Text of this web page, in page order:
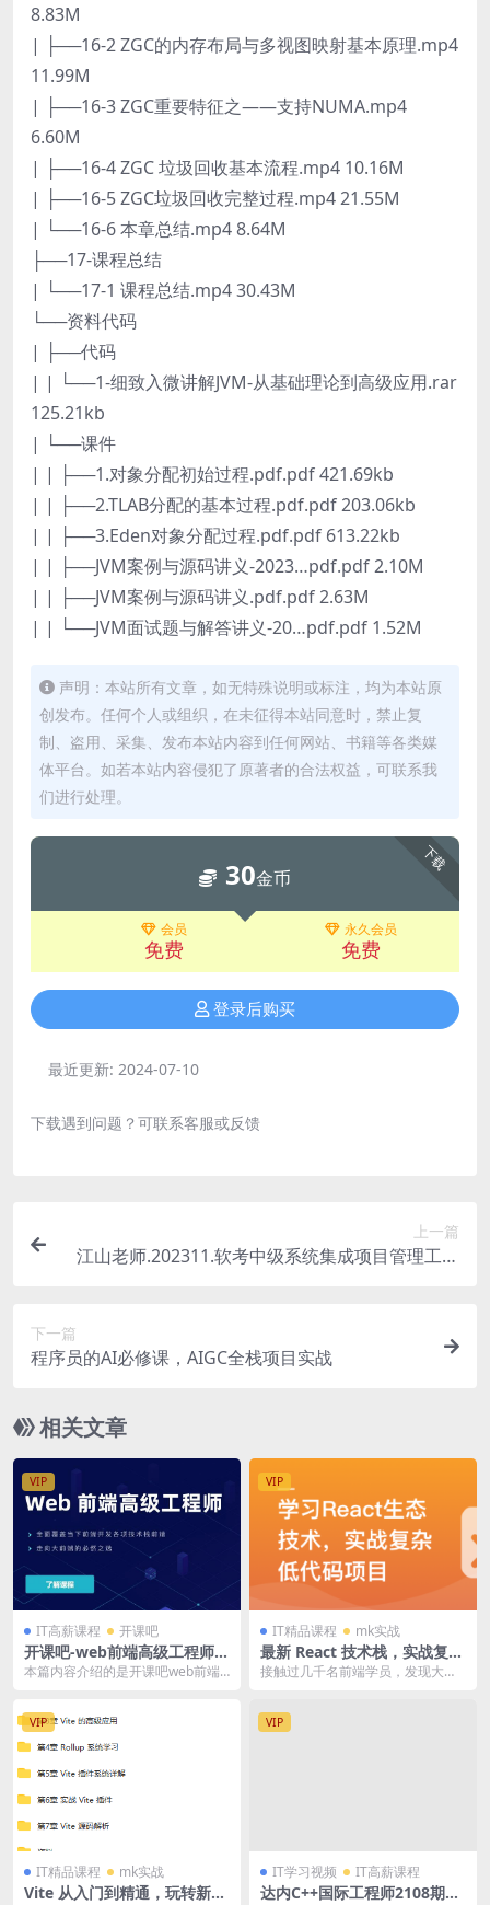
8.83M
| ├──16-2 ZGC的内存布局与多视图映射基本原理.mp4
11.99M
| ├──16-3 ZGC重要特征之——支持NUMA.mp4
6.60M
| ├──16-4 ZGC 垃圾回收基本流程.mp4 10.16M
| ├──16-5 ZGC垃圾回收完整过程.mp4 21.55M
| └──16-6 本章总结.mp4 8.64M
├──17-课程总结
| └──17-1 课程总结.mp4 30.43M
└──资料代码
| ├──代码
| | └──1-细致入微讲解JVM-从基础理论到高级应用.rar
125.21kb
| └──课件
| | ├──1.对象分配初始过程.pdf.pdf 421.69kb
| | ├──2.TLAB分配的基本过程.pdf.pdf 203.06kb
| | ├──3.Eden对象分配过程.pdf.pdf 613.22kb
| | ├──JVM案例与源码讲义-2023…pdf.pdf 2.10M
| | ├──JVM案例与源码讲义.pdf.pdf 2.63M
| | └──JVM面试题与解答讲义-20…pdf.pdf 1.52M
声明：本站所有文章，如无特殊说明或标注，均为本站原
创发布。任何个人或组织，在未征得本站同意时，禁止复
制、盗用、采集、发布本站内容到任何网站、书籍等各类媒
体平台。如若本站内容侵犯了原著者的合法权益，可联系我
们进行处理。
下载
30金币
会员
免费
永久会员
免费
登录后购买
最近更新: 2024-07-10
下载遇到问题？可联系客服或反馈
上一篇
江山老师.202311.软考中级系统集成项目管理工程
下一篇
程序员的AI必修课，AIGC全栈项目实战
相关文章
VIP
IT高薪课程 开课吧
开课吧-web前端高级工程师1
7期|价值6980元|重磅首发|
本篇内容介绍的是开课吧web前端
VIP
IT精品课程 mk实战
最新 React 技术栈，实战复杂
低代码项目-仿问卷星 | 更新
接触过几千名前端学员，发现大部
VIP
IT精品课程 mk实战
Vite 从入门到精通，玩转新时
VIP
IT学习视频 IT高薪课程
达内C++国际工程师2108期|